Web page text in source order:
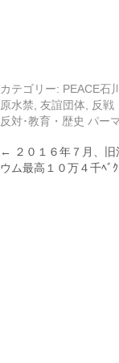
カテゴリー: PEACE石
原水禁 友誼団体
反戦
反対･教育・歴史 パー
← ２０１６年７月、
ウム最高１０万４千ﾍﾞ